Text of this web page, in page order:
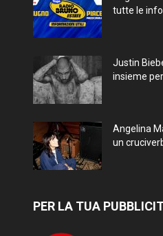
tutte le
Justin
insieme
Angelina
un
PER LA TUA